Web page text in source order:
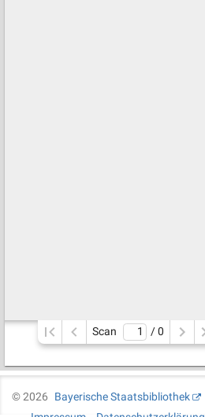
Scan / 0
©2026
Bayerische Staatsbibliothek